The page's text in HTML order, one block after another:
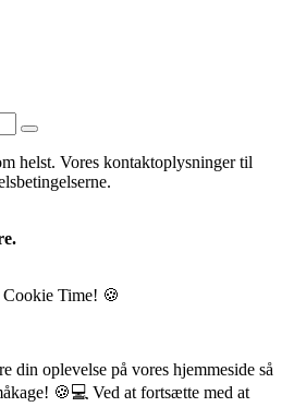
helst. Vores kontaktoplysninger til
Cookie Time! 🍪
din oplevelse på vores hjemmeside så
🍪💻 Ved at fortsætte med at